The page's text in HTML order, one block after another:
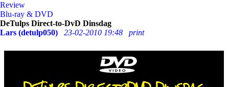
Review
Blu-ray & DVD
DeTulps Direct-to-DvD Dinsdag
Lars (detulp050)
23-02-2010 19:48 print